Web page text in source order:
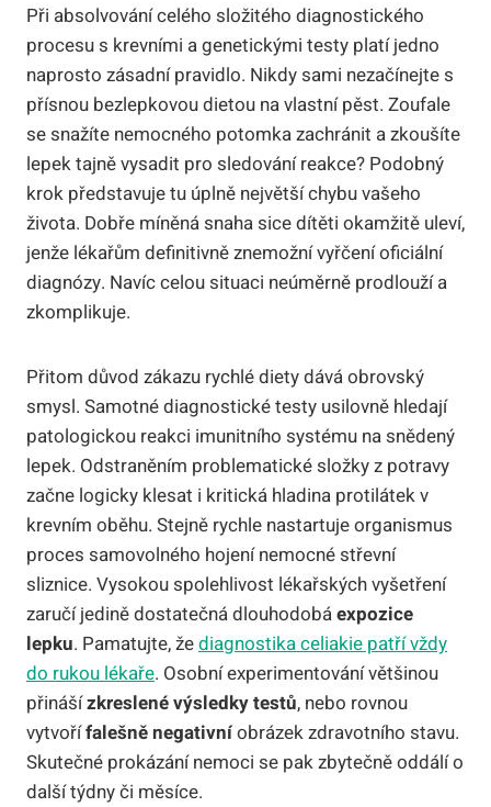
Při absolvování celého složitého diagnostického
procesu s krevními a genetickými testy platí jedno
naprosto zásadní pravidlo. Nikdy sami nezačínejte s
přísnou bezlepkovou dietou na vlastní pěst. Zoufale
se snažíte nemocného potomka zachránit a zkoušíte
lepek tajně vysadit pro sledování reakce? Podobný
krok představuje tu úplně největší chybu vašeho
života. Dobře míněná snaha sice dítěti okamžitě uleví,
jenže lékařům definitivně znemožní vyřčení oficiální
diagnózy. Navíc celou situaci neúměrně prodlouží a
zkomplikuje.
Přitom důvod zákazu rychlé diety dává obrovský
smysl. Samotné diagnostické testy usilovně hledají
patologickou reakci imunitního systému na snědený
lepek. Odstraněním problematické složky z potravy
začne logicky klesat i kritická hladina protilátek v
krevním oběhu. Stejně rychle nastartuje organismus
proces samovolného hojení nemocné střevní
sliznice. Vysokou spolehlivost lékařských vyšetření
zaručí jedině dostatečná dlouhodobáexpozice
lepku. Pamatujte, žediagnostika celiakie patří vždy
do rukou lékaře. Osobní experimentování většinou
přinášízkreslené výsledky testů, nebo rovnou
vytvořífalešně negativníobrázek zdravotního stavu.
Skutečné prokázání nemoci se pak zbytečně oddálí o
další týdny či měsíce.